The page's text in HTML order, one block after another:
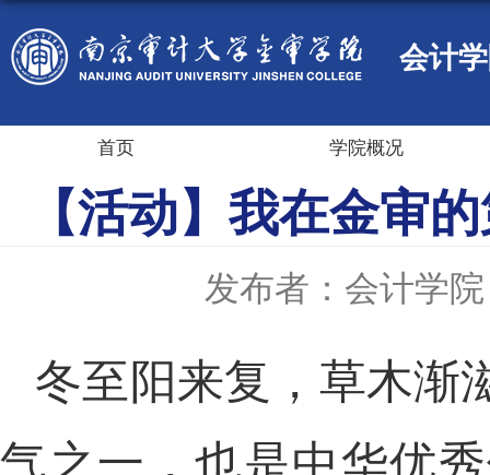
会计
首页 学院概况
【活动】我在金审
发布者：会计学院
冬至阳来复，草木渐
气之一，也是中华优